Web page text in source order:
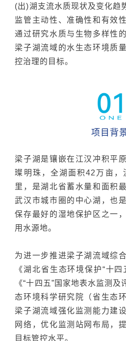
(出)湖支流水质现状及变化趋
监管主动性、准确性和有效
通过研究水质与生物多样性
梁子湖流域的水生态环境质
控治理的目标。
项目背
梁子湖是镶嵌在江汉冲积平
璨明珠，全湖面积42万亩，
里，是湖北省蓄水量和面积
武汉市城市圈的中心湖，也
保存最好的湿地保护区之一
用水源地。
为进一步推进梁子湖流域综
《湖北省生态环境保护“十
《“十四五”国家地表水监测
态环境科学研究院（省生态
梁子湖流域强化监测能力建
网络，优化监测站网布局，
目标管控水平。